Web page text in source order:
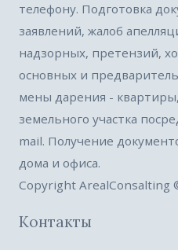
телефону. Подготовка
заявлений, жалоб
надзорных, претензий,
основных и
мены дарения -
земельного участка
mail. Получение
дома и офиса.
Copyright ArealConsalting
Контакты